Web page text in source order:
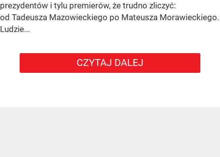
prezydentów i tylu premierów, że trudno zliczyć:
od Tadeusza Mazowieckiego po Mateusza Morawieckiego.
Ludzie...
CZYTAJ DALEJ